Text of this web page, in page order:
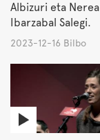
Albizuri eta Nerea
Ibarzabal Salegi.
2023-12-16 Bilbo